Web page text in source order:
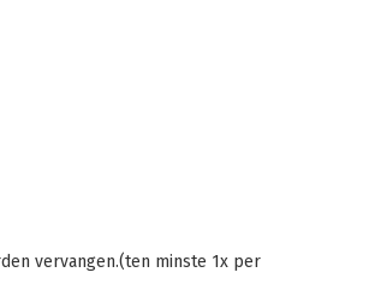
vervangen.(ten minste 1x per